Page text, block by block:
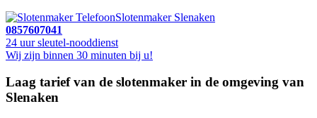
Slotenmaker Slenaken
0857607041
24 uur sleutel-nooddienst
Wij zijn binnen 30 minuten bij u!
Laag tarief van de slotenmaker in de omgeving van
Slenaken